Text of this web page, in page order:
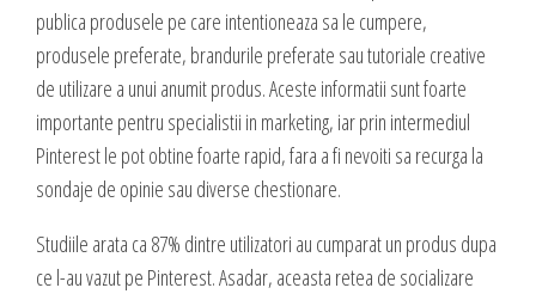
valoare produselor sau serviciilor cu care vii in fata clientilor tai.
CONTACT
Dow Media - Timisoara
Strada. Johann Heinrich Pestalozzi, Nr. 3-5
Romania, Timisoara
INTERNET MARKETING
Servicii SEO
Publicitate Online
Administrare campanii Google AdWords
Redactare articole
Clipuri video promovare
E-mail marketing
publica produsele pe care intentioneaza sa le cumpere,
produsele preferate, brandurile preferate sau tutoriale creative
de utilizare a unui anumit produs. Aceste informatii sunt foarte
importante pentru specialistii in marketing, iar prin intermediul
Pinterest le pot obtine foarte rapid, fara a fi nevoiti sa recurga la
sondaje de opinie sau diverse chestionare.
Studiile arata ca 87% dintre utilizatori au cumparat un produs dupa
ce l-au vazut pe Pinterest. Asadar, aceasta retea de socializare